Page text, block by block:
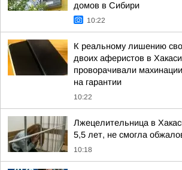
домов в Сибири
10:22
К реальному лишению
двоих аферистов в
проворачивали
на гарантии
10:22
Лжецелительница в
5,5 лет, не смогла
10:18